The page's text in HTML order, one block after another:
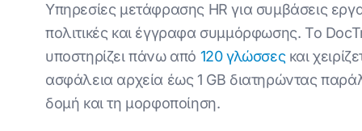
Βιομηχανοποίηση
Εντοπισμός
βιντεοπαιχνιδιών
e-Learning
Μετάφραση αρχείων
Μετάφραση JSON
Μεταφραστής HTML
Αγγλικά προς Κορεάτικα
Αγγλικά προς Αραβικά
Αγγλικά προς Τουρκικά
Υπηρεσίες μετάφρασης HR για συμβάσεις
πολιτικές και έγγραφα συμμόρφωσης. Το
υποστηρίζει πάνω από 120 γλώσσεςκαι
ασφάλεια αρχεία έως 1 GB διατηρώντας
δομή και τη μορφοποίηση.